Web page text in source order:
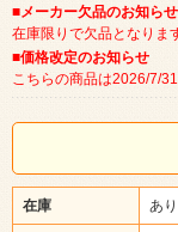
■メーカー欠品のお知ら
在庫限りで欠品となりま
■価格改定のお知らせ
こちらの商品は2026/7/
在庫 あり